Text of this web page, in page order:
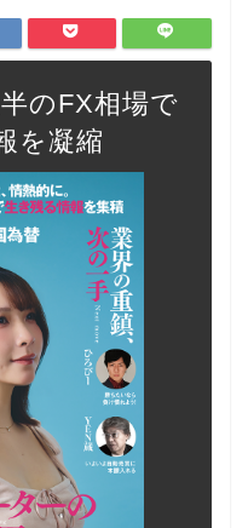
のFX相場で
を凝縮